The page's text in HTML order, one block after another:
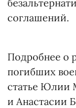
соглашений.
Подробнее о
погибших
статье Юлии
и Анастасии